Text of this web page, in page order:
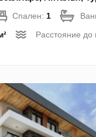
Спален: 1
Расстояние